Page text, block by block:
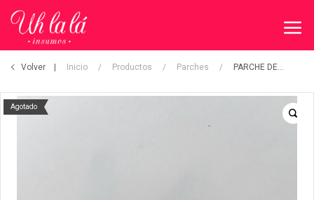
Volver Inicio / Productos / Parches / PARCHE DECORATIVO
Agotado